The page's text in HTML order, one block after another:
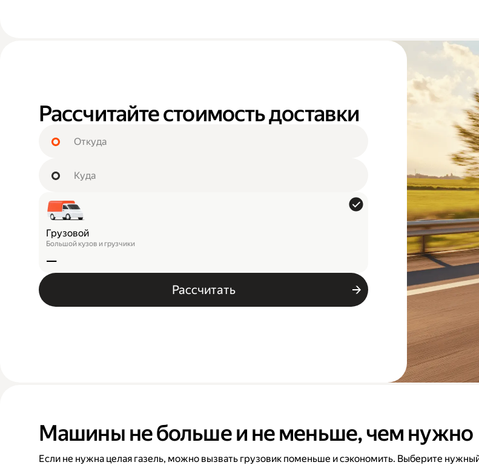
Рассчитайте стоимость доставки
Грузовой
Большой кузов и грузчики
—
Рассчитать
Машины не больше и не меньше, чем нужно
Если не нужна целая газель, можно вызвать грузовик поменьше и сэкономить. Выберите